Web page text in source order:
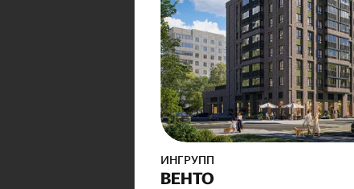
ИНГРУПП
ВЕНТО